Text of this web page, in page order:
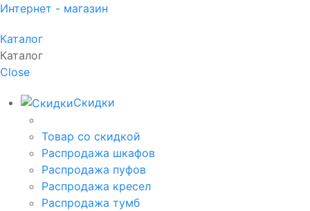
Интернет - магазин
Каталог
Каталог
Close
Скидки
Товар со скидкой
Распродажа шкафов
Распродажа пуфов
Распродажа кресел
Распродажа тумб